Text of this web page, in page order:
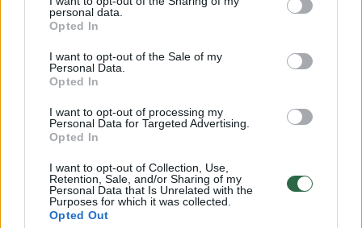
personal data.
Opted In
I want to opt-out of the Sale of my
Personal Data.
Opted In
I want to opt-out of processing my
Personal Data for Targeted Advertising.
Opted In
I want to opt-out of Collection, Use,
Retention, Sale, and/or Sharing of my
Personal Data that Is Unrelated with the
Purposes for which it was collected.
Opted Out
tautiečiai. Kas, jei ne atlikėjas, gali atverti kelią
lietuvišką muziką ją gerai jaučiu, tai tiesiog
yra mano muzika, ją mėgstu, gerbiu, ji yra
mano pačios dalis. Be to, mėgstu pasirinkti
nežinomus kūrinius, nes tokios muzikos
atlikime įžvelgiu gilią prasmę.